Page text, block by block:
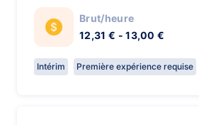
Brut/heure
12,31 € - 13,00 €
Intérim Première expérience requise